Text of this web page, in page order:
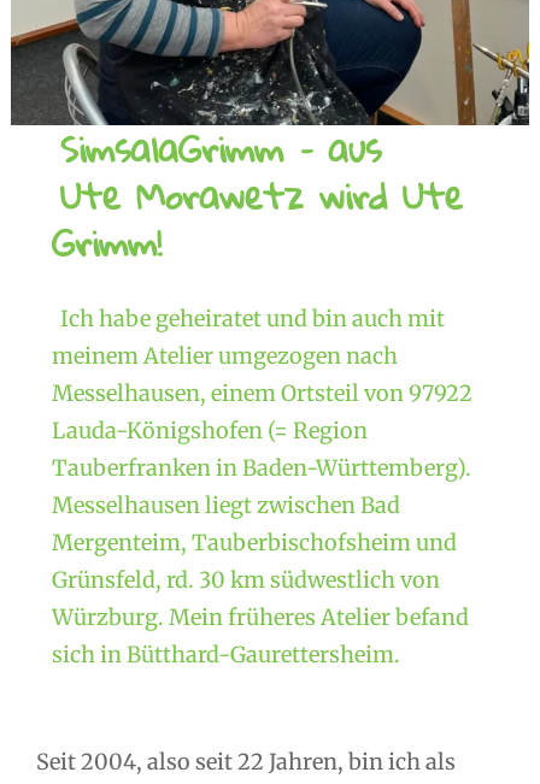
SimsalaGrimm – aus
Ute Morawetz wird Ute
Grimm!
Ich habe geheiratet und bin auch mit
meinem Atelier umgezogen nach
Messelhausen, einem Ortsteil von 97922
Lauda-Königshofen (= Region
Tauberfranken in Baden-Württemberg).
Messelhausen liegt zwischen Bad
Mergenteim, Tauberbischofsheim und
Grünsfeld, rd. 30 km südwestlich von
Würzburg. Mein früheres Atelier befand
sich in Bütthard-Gaurettersheim.
Seit 2004, also seit 22 Jahren, bin ich als